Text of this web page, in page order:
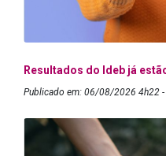
Resultados do Ideb já
Publicado em: 06/08/2026 4h22 -